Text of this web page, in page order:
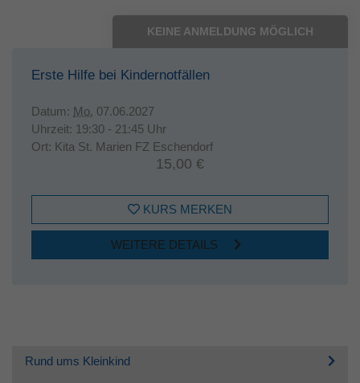
KEINE ANMELDUNG MÖGLICH
Erste Hilfe bei Kindernotfällen
Datum: Mo. 07.06.2027
Uhrzeit: 19:30 - 21:45 Uhr
Ort: Kita St. Marien FZ Eschendorf
15,00 €
KURS MERKEN
WEITERE DETAILS
Rund ums Kleinkind